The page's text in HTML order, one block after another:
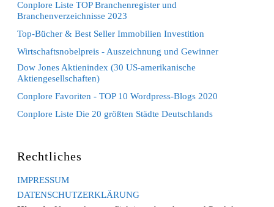
Conplore Liste TOP Branchenregister und
Branchenverzeichnisse 2023
Top-Bücher & Best Seller Immobilien Investition
Wirtschaftsnobelpreis - Auszeichnung und Gewinner
Dow Jones Aktienindex (30 US-amerikanische
Aktiengesellschaften)
Conplore Favoriten - TOP 10 Wordpress-Blogs 2020
Conplore Liste Die 20 größten Städte Deutschlands
Rechtliches
IMPRESSUM
DATENSCHUTZERKLÄRUNG